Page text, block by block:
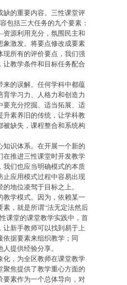
缺的重要内容。三性课堂评
包括三大任务的九个要素：
源利用充分，氛围民主和
激发。将要点修改成要素
所有的评价要点，我们强
教学条件和目标任务配合
来的误解。任何学科中都蕴
学习力、人格力和创造力
要充分挖掘、适当拓展、适
素养旧的传统，让学科教
缺失，课程整合和系统构
识体系。在开展一个新的
在推进三性课堂时开发教学
我们也应当明确模式的本质
止应用模式过程中容易出现
地位凌驾于目标之上。
教学模式。因为，依赖某一
，就是所谓“法无定法然后
课堂的课堂教学实践中，首
新手教师可以找到易于上
据要素来组织教学；同
提供经验分享。
化，为全区教师在课堂教学
焦提供了教学重心方面的
要素作为一个总体导向，对